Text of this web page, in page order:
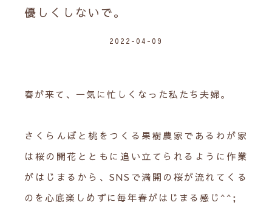
優しくしないで。
2022-04-09
春が来て、一気に忙しくなった私たち夫婦。
さくらんぼと桃をつくる果樹農家であるわが家
は桜の開花とともに追い立てられるように作業
がはじまるから、SNSで満開の桜が流れてくる
のを心底楽しめずに毎年春がはじまる感じ^^;